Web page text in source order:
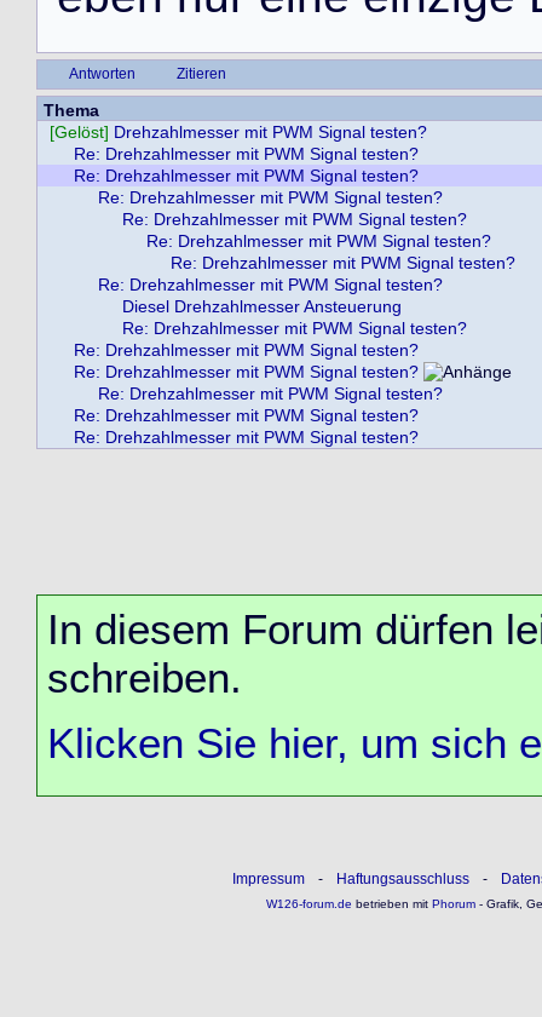
Antworten Zitieren
Thema
[Gelöst] Drehzahlmesser mit PWM Signal testen?
Re: Drehzahlmesser mit PWM Signal testen?
Re: Drehzahlmesser mit PWM Signal testen?
Re: Drehzahlmesser mit PWM Signal testen?
Re: Drehzahlmesser mit PWM Signal testen?
Re: Drehzahlmesser mit PWM Signal testen?
Re: Drehzahlmesser mit PWM Signal testen?
Re: Drehzahlmesser mit PWM Signal testen?
Diesel Drehzahlmesser Ansteuerung
Re: Drehzahlmesser mit PWM Signal testen?
Re: Drehzahlmesser mit PWM Signal testen?
Re: Drehzahlmesser mit PWM Signal testen?
Re: Drehzahlmesser mit PWM Signal testen?
Re: Drehzahlmesser mit PWM Signal testen?
Re: Drehzahlmesser mit PWM Signal testen?
In diesem Forum dürfen
schreiben.
Klicken Sie hier, um sich
Impressum - Haftungsausschluss -
W126-forum.de betrieben mitPhorum- Grafik,